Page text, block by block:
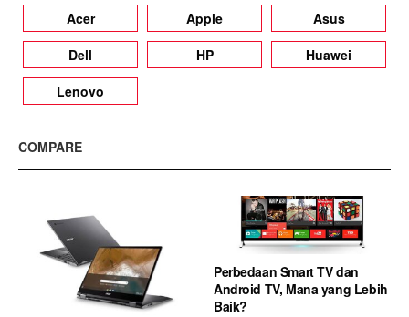
Acer Apple
Asus
Dell
HP
Huawei
Lenovo
COMPARE
Perbedaan Smart TV dan
Android TV, Mana yang Lebih
Baik?